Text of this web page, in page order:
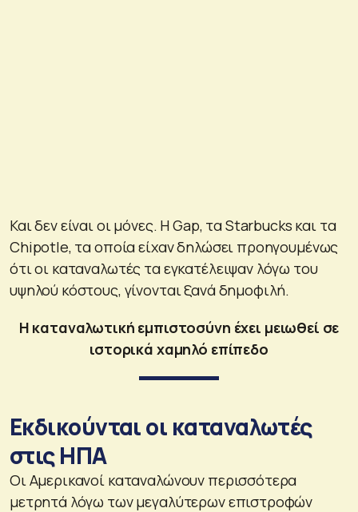
Και δεν είναι οι μόνες. Η Gap, τα Starbucks και τα
Chipotle, τα οποία είχαν δηλώσει προηγουμένως
ότι οι καταναλωτές τα εγκατέλειψαν λόγω του
υψηλού κόστους, γίνονται ξανά δημοφιλή.
Η καταναλωτική εμπιστοσύνη έχει μειωθεί σε
ιστορικά χαμηλό επίπεδο
Εκδικούνται οι καταναλωτές
στις ΗΠΑ
Οι Αμερικανοί καταναλώνουν περισσότερα
μετρητά λόγω των μεγαλύτερων επιστροφών